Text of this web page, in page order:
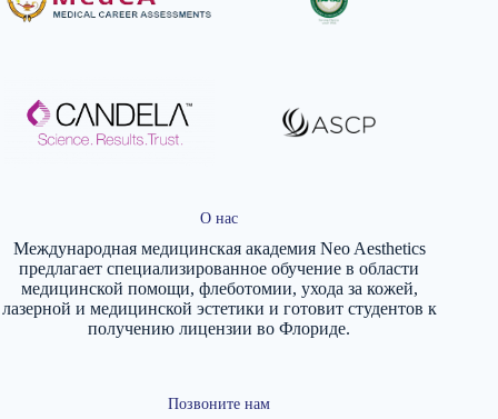
О нас
Международная медицинская академия Neo Aesthetics
предлагает специализированное обучение в области
медицинской помощи, флеботомии, ухода за кожей,
лазерной и медицинской эстетики и готовит студентов к
получению лицензии во Флориде.
Позвоните нам